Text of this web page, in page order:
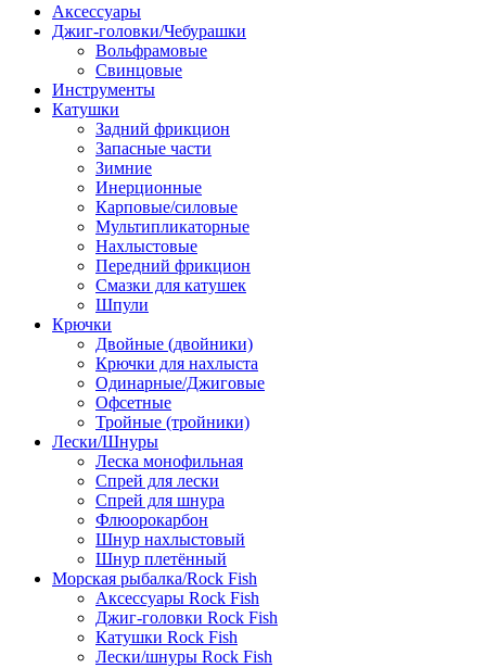
Аксессуары
Джиг-головки/Чебурашки
Вольфрамовые
Свинцовые
Инструменты
Катушки
Задний фрикцион
Запасные части
Зимние
Инерционные
Карповые/силовые
Мультипликаторные
Нахлыстовые
Передний фрикцион
Смазки для катушек
Шпули
Крючки
Двойные (двойники)
Крючки для нахлыста
Одинарные/Джиговые
Офсетные
Тройные (тройники)
Лески/Шнуры
Леска монофильная
Спрей для лески
Спрей для шнура
Флюорокарбон
Шнур нахлыстовый
Шнур плетённый
Морская рыбалка/Rock Fish
Аксессуары Rock Fish
Джиг-головки Rock Fish
Катушки Rock Fish
Лески/шнуры Rock Fish